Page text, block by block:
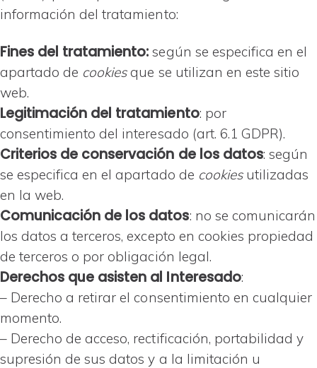
información del tratamiento:
Fines del tratamiento:según se especifica en el
apartado de cookiesque se utilizan en este sitio
web.
Legitimación del tratamiento: por
consentimiento del interesado (art. 6.1 GDPR).
Criterios de conservación de los datos: según
se especifica en el apartado de cookies utilizadas
en la web.
Comunicación de los datos: no se comunicarán
los datos a terceros, excepto en cookies propiedad
de terceros o por obligación legal.
Derechos que asisten al Interesado:
– Derecho a retirar el consentimiento en cualquier
momento.
– Derecho de acceso, rectificación, portabilidad y
supresión de sus datos y a la limitación u